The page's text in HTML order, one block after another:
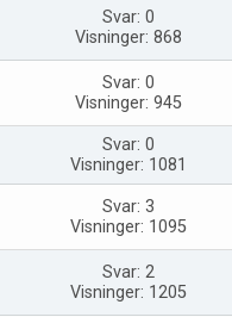
Svar: 0
Visninger: 868
Svar: 0
Visninger: 945
Svar: 0
Visninger: 1081
Svar: 3
Visninger: 1095
Svar: 2
Visninger: 1205